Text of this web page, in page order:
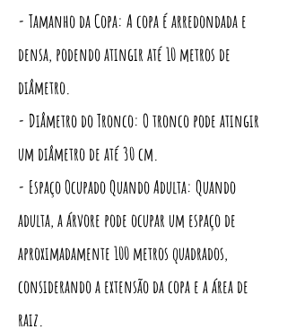
- Tamanho da Copa: A copa é arredondada e
densa, podendo atingir até 10 metros de
diâmetro.
- Diâmetro do Tronco: O tronco pode atingir
um diâmetro de até 30 cm.
- Espaço Ocupado Quando Adulta: Quando
adulta, a árvore pode ocupar um espaço de
aproximadamente 100 metros quadrados,
considerando a extensão da copa e a área de
raiz.